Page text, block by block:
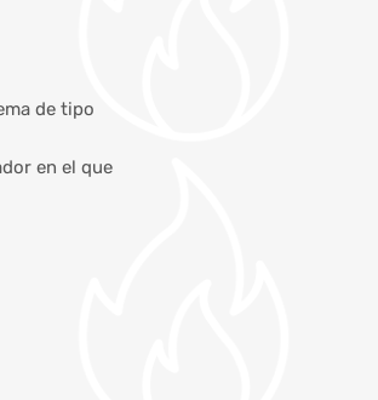
de tipo
en el que